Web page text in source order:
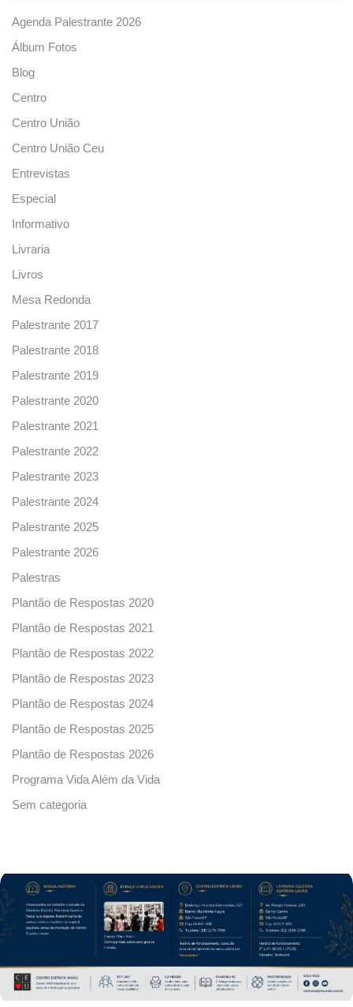
Agenda Palestrante 2026
Álbum Fotos
Blog
Centro
Centro União
Centro União Ceu
Entrevistas
Especial
Informativo
Livraria
Livros
Mesa Redonda
Palestrante 2017
Palestrante 2018
Palestrante 2019
Palestrante 2020
Palestrante 2021
Palestrante 2022
Palestrante 2023
Palestrante 2024
Palestrante 2025
Palestrante 2026
Palestras
Plantão de Respostas 2020
Plantão de Respostas 2021
Plantão de Respostas 2022
Plantão de Respostas 2023
Plantão de Respostas 2024
Plantão de Respostas 2025
Plantão de Respostas 2026
Programa Vida Além da Vida
Sem categoria